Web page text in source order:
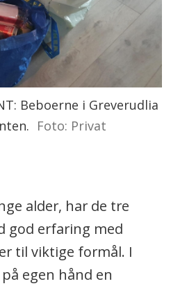
Beboerne i Greverudlia
Foto: Privat
alder, har de tre
god erfaring med
til viktige formål. I
egen hånd en